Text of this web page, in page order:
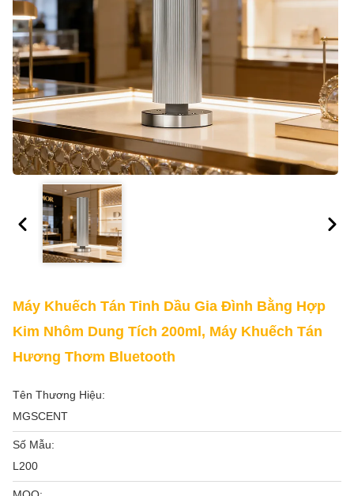
Máy Khuếch Tán Tinh Dầu Gia Đình Bằng Hợp
Kim Nhôm Dung Tích 200ml, Máy Khuếch Tán
Hương Thơm Bluetooth
Tên Thương Hiệu:
MGSCENT
Số Mẫu:
L200